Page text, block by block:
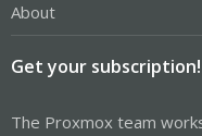
About
Get your subscription!
The Proxmox team